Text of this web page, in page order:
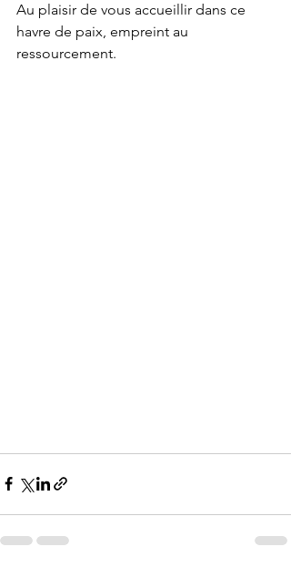
Au plaisir de vous accueillir dans ce
havre de paix, empreint au
ressourcement.